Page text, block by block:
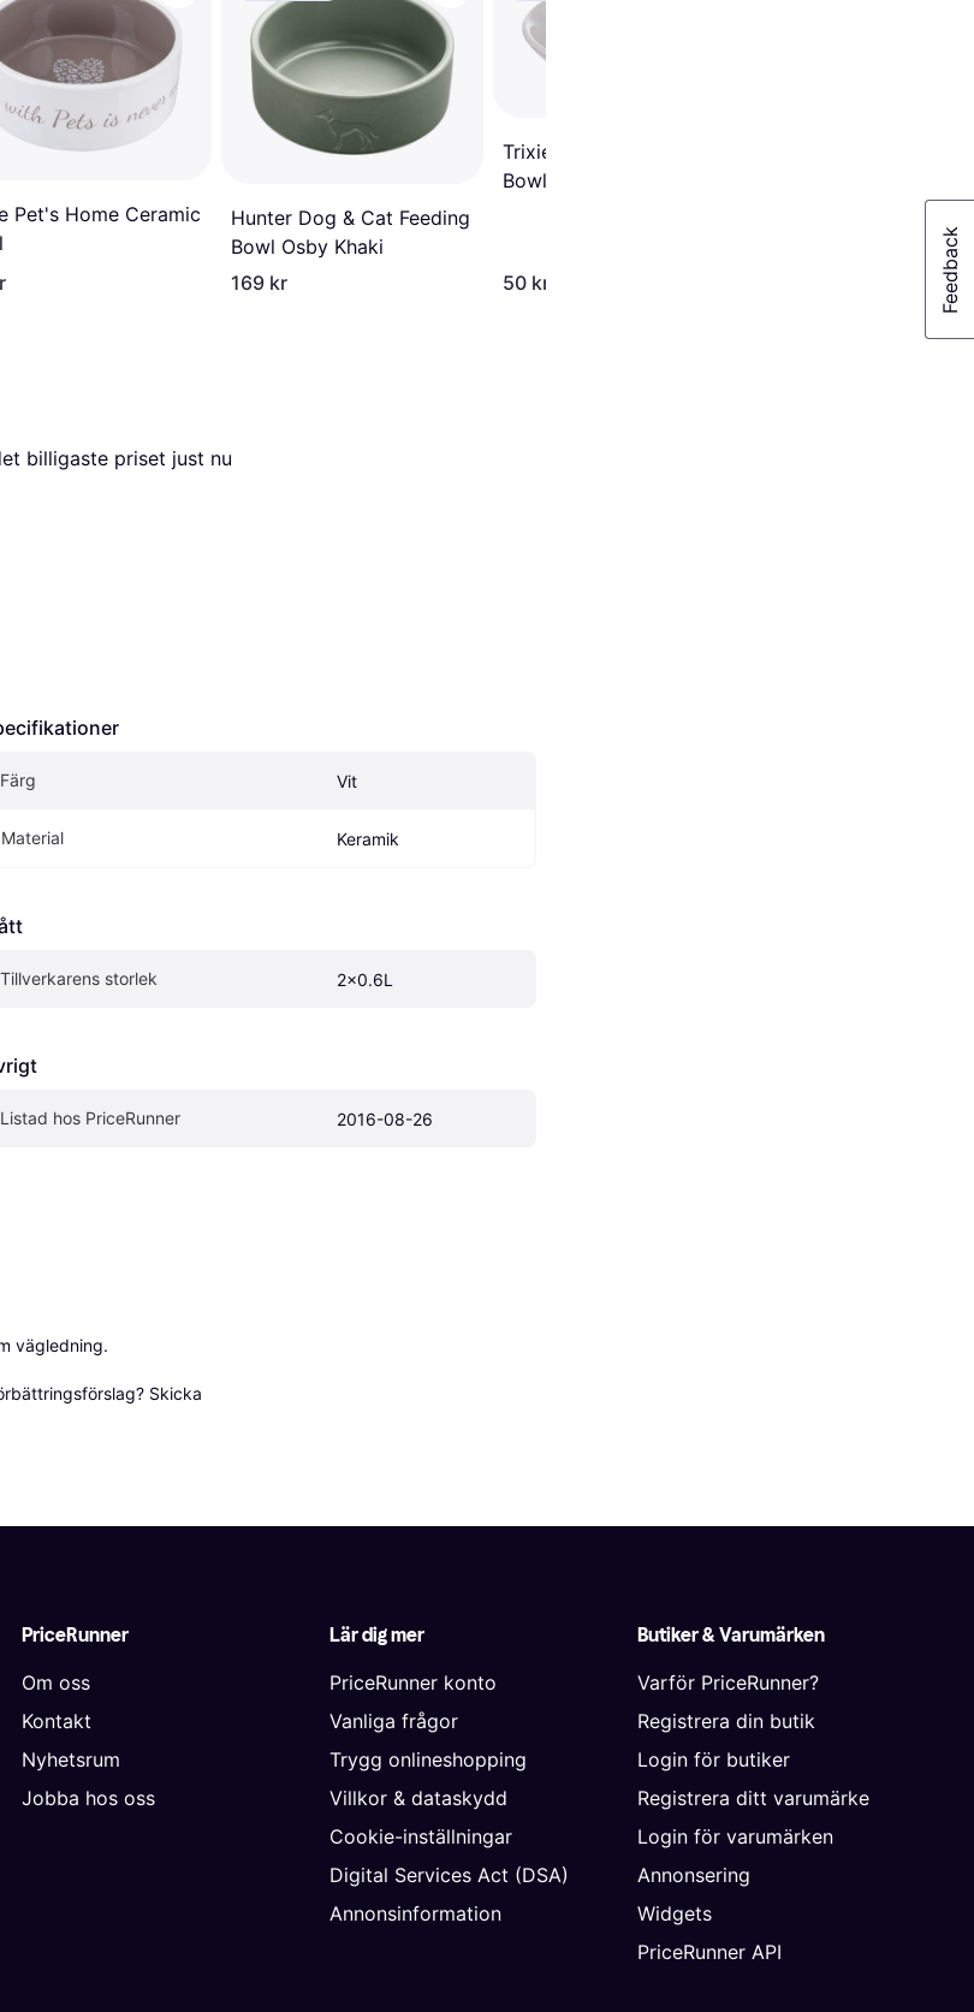
Pet's Home Ceramic
Hunter Dog & Cat Feeding
Bowl Osby Khaki
169 kr
Trixie Junior Ceramic
Bowl
50 kr
billigaste priset just nu
Färg Vit
Material Keramik
Tillverkarens storlek 2x0.6L
Listad hos PriceRunner 2016-08-26
vägledning.
Skicka
PriceRunner
Om oss
Kontakt
Nyhetsrum
Jobba hos oss
Lär dig mer
PriceRunner konto
Vanliga frågor
Trygg onlineshopping
Villkor & dataskydd
Cookie-inställningar
Digital Services Act (DSA)
Annonsinformation
Butiker & Varumärken
Varför PriceRunner?
Registrera din butik
Login för butiker
Registrera ditt varumärke
Login för varumärken
Annonsering
Widgets
PriceRunner API